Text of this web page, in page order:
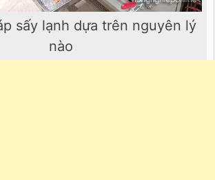
sấy lạnh dựa trên nguyên lý
nào